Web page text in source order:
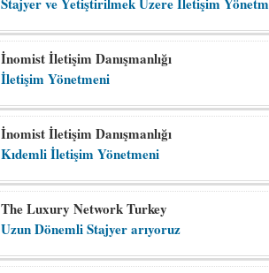
İnomist İletişim Danışmanlığı
İletişim Yönetmeni
İnomist İletişim Danışmanlığı
Kıdemli İletişim Yönetmeni
The Luxury Network Turkey
Uzun Dönemli Stajyer arıyoruz